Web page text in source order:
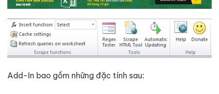
Add-In bao gồm những đặc tính sau: